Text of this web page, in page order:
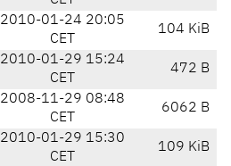
2010-01-24 20:05
CET
104 KiB
2010-01-29 15:24
CET
472 B
2008-11-29 08:48
CET
6062 B
2010-01-29 15:30
CET
109 KiB